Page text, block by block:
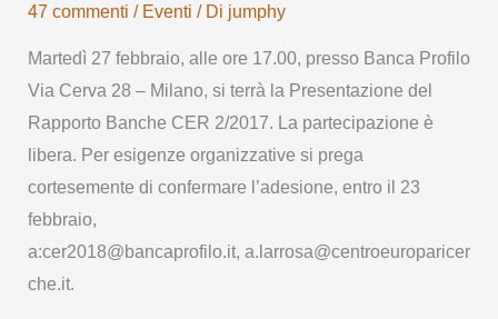
47 commenti / Eventi / Di jumphy
Martedì 27 febbraio, alle ore 17.00, presso Banca Profilo
Via Cerva 28 – Milano, si terrà la Presentazione del
Rapporto Banche CER 2/2017. La partecipazione è
libera. Per esigenze organizzative si prega
cortesemente di confermare l’adesione, entro il 23
febbraio,
a:cer2018@bancaprofilo.it, a.larrosa@centroeuroparicer
che.it.